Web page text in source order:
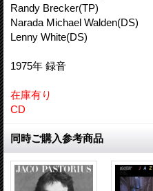
Randy Brecker(TP)
Narada Michael Walden(DS)
Lenny White(DS)
1975年 録音
在庫有り
CD
同時ご購入参考商品